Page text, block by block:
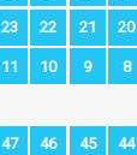
23 22 21 20
11 10 9 8
47 46 45 44